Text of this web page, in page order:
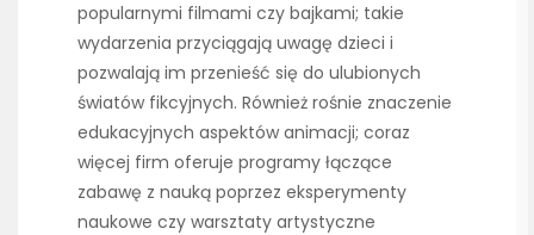
popularnymi filmami czy bajkami; takie
wydarzenia przyciągają uwagę dzieci i
pozwalają im przenieść się do ulubionych
światów fikcyjnych. Również rośnie znaczenie
edukacyjnych aspektów animacji; coraz
więcej firm oferuje programy łączące
zabawę z nauką poprzez eksperymenty
naukowe czy warsztaty artystyczne